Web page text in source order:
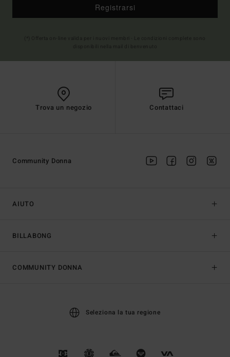
Registrarsi
Trova un negozio Contattaci
AIUTO
BILLABONG
Community Donna
COMMUNITY DONNA
Seleziona la tua regione